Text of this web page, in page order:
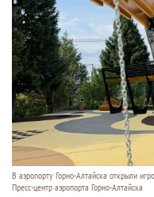
В аэропорту Горно-Алтайска открыли
Пресс-центр аэропорта Горно-Алтайска